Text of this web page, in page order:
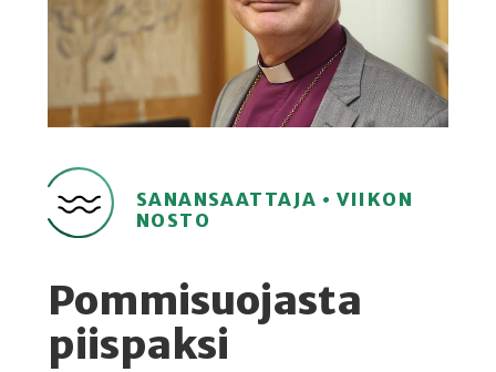
SANANSAATTAJA • VIIKON
NOSTO
Pommisuojasta
piispaksi